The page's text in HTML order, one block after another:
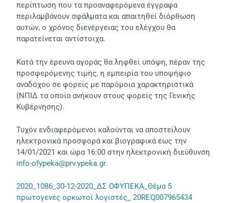
περίπτωση που τα προαναφερόμενα έγγραφα
περιλαμβάνουν σφάλματα και απαιτηθεί διόρθωση
αυτών, ο χρόνος διενέργειας του ελέγχου θα
παρατείνεται αντίστοιχα.
Κατά την έρευνα αγοράς θα ληφθεί υπόψη, πέραν της
προσφερόμενης τιμής, η εμπειρία του υποψήφιο
αναδόχου σε φορείς με παρόμοια χαρακτηριστικά
(ΝΠΙΔ τα οποία ανήκουν στους φορείς της Γενικής
Κυβέρνησης).
Τυχόν ενδιαφερόμενοι καλούνται να αποστείλουν
ηλεκτρονικά προσφορά και βιογραφικά έως την
14/01/2021 και ώρα 16:00 στην ηλεκτρονική διεύθυνση
info-ofypeka@prv.ypeka.gr.
2020_1086_30-12-2020_ΔΣ ΟΦΥΠΕΚΑ_Θέμα 5
πρωτογενές ορκωτοί λογιστές_ 20REQ007965434